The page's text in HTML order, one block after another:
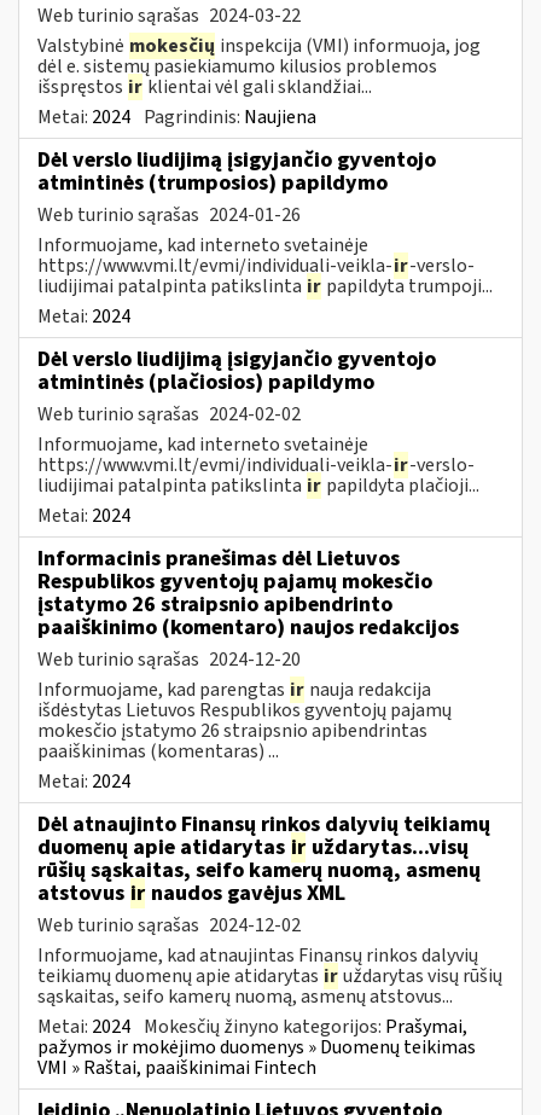
Web turinio sąrašas 2024-03-22
Valstybinė mokesčių inspekcija (VMI) informuoja, jog
dėl e. sistemų pasiekiamumo kilusios problemos
išspręstos ir klientai vėl gali sklandžiai...
Metai: 2024 Pagrindinis: Naujiena
Dėl verslo liudijimą įsigyjančio gyventojo
atmintinės (trumposios) papildymo
Web turinio sąrašas 2024-01-26
Informuojame, kad interneto svetainėje
https://www.vmi.lt/evmi/individuali-veikla-ir-verslo-
liudijimai patalpinta patikslinta ir papildyta trumpoji...
Metai: 2024
Dėl verslo liudijimą įsigyjančio gyventojo
atmintinės (plačiosios) papildymo
Web turinio sąrašas 2024-02-02
Informuojame, kad interneto svetainėje
https://www.vmi.lt/evmi/individuali-veikla-ir-verslo-
liudijimai patalpinta patikslinta ir papildyta plačioji...
Metai: 2024
Informacinis pranešimas dėl Lietuvos
Respublikos gyventojų pajamų mokesčio
įstatymo 26 straipsnio apibendrinto
paaiškinimo (komentaro) naujos redakcijos
Web turinio sąrašas 2024-12-20
Informuojame, kad parengtas ir nauja redakcija
išdėstytas Lietuvos Respublikos gyventojų pajamų
mokesčio įstatymo 26 straipsnio apibendrintas
paaiškinimas (komentaras) ...
Metai: 2024
Dėl atnaujinto Finansų rinkos dalyvių teikiamų
duomenų apie atidarytas ir uždarytas...visų
rūšių sąskaitas, seifo kamerų nuomą, asmenų
atstovus ir naudos gavėjus XML
Web turinio sąrašas 2024-12-02
Informuojame, kad atnaujintas Finansų rinkos dalyvių
teikiamų duomenų apie atidarytas iruždarytas visų rūšių
sąskaitas, seifo kamerų nuomą, asmenų atstovus...
Metai: 2024 Mokesčių žinyno kategorijos: Prašymai,
pažymos ir mokėjimo duomenys » Duomenų teikimas
VMI » Raštai, paaiškinimai Fintech